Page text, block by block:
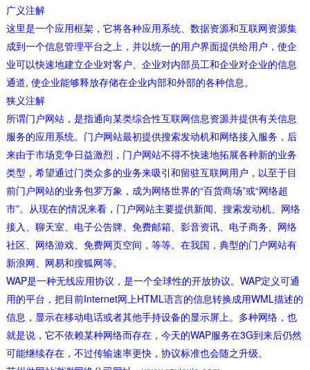
广义注解
这里是一个应用框架，它将各种应用系统、数据资源和互联网资源集
成到一个信息管理平台之上，并以统一的用户界面提供给用户，使企
业可以快速地建立企业对客户、企业对内部员工和企业对企业的信息
通道, 使企业能够释放存储在企业内部和外部的各种信息。
狭义注解
所谓门户网站，是指通向某类综合性互联网信息资源并提供有关信息
服务的应用系统。门户网站最初提供搜索发动机和网络接入服务，后
来由于市场竞争日益激烈，门户网站不得不快速地拓展各种新的业务
类型，希望通过门类众多的业务来吸引和留驻互联网用户，以至于目
前门户网站的业务包罗万象，成为网络世界的“百货商场”或“网络超
市”。从现在的情况来看，门户网站主要提供新闻、搜索发动机、网络
接入、聊天室、电子公告牌、免费邮箱、影音资讯、电子商务、网络
社区、网络游戏、免费网页空间，等等。在我国，典型的门户网站有
新浪网、网易和搜狐网等。
WAP是一种无线应用协议，是一个全球性的开放协议。WAP定义可通
用的平台，把目前Internet网上HTML语言的信息转换成用WML描述的
信息，显示在移动电话或者其他手持设备的显示屏上。多种网络，也
就是说，它不依赖某种网络而存在，今天的WAP服务在3G到来后仍然
可能继续存在，不过传输速率更快，协议标准也会随之升级。